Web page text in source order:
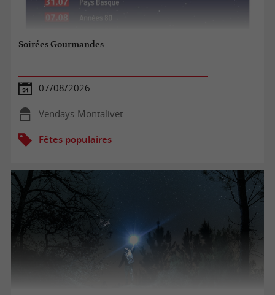
Soirées Gourmandes
07/08/2026
Vendays-Montalivet
Fêtes populaires